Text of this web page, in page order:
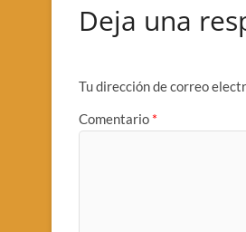
Deja una
Tu dirección de correo
Comentario *